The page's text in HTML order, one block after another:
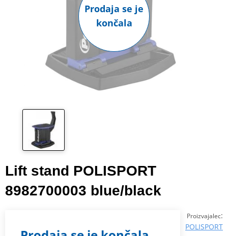
Prodaja se je
končala
Lift stand POLISPORT
8982700003 blue/black
Proizvajalec:
POLISPORT